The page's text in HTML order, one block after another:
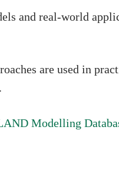
and real-world
are used in
Modelling